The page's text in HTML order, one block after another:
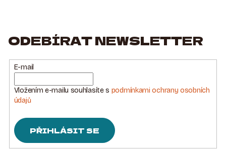
ODEBÍRAT NEWSLETTER
E-mail
Vložením e-mailu souhlasíte s podmínkami ochrany osobních
údajů
PŘIHLÁSIT SE